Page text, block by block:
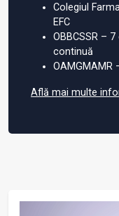
Colegiul
EFC
OBBCSSR –
continuă
OAMGMAMR
Află mai multe